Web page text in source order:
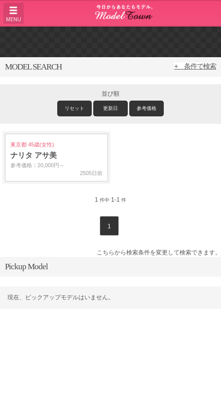
MENU
MODEL SEARCH + 条件で検索
並び順
リセット 更新日 参考価格
東京都 45歳(女性)
ナリタ アサ美
参考価格：20,000円～
2505日前
1 件中 1-1 件
1
こちらから検索条件を変更して検索できます。
Pickup Model
現在、ピックアップモデルはいません。